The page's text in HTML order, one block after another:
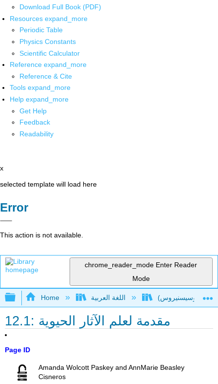
Download Full Book (PDF)
Resources expand_more
Periodic Table
Physics Constants
Scientific Calculator
Reference expand_more
Reference & Cite
Tools expand_more
Help expand_more
Get Help
Feedback
Readability
x
selected template will load here
Error
This action is not available.
chrome_reader_mode Enter Reader
Mode
Expand/collapse global hierarchy
Home
12.1: مقدمة لعلم الآثار الحيوية
Page ID
Amanda Wolcott Paskey and AnnMarie Beasley
Cisneros